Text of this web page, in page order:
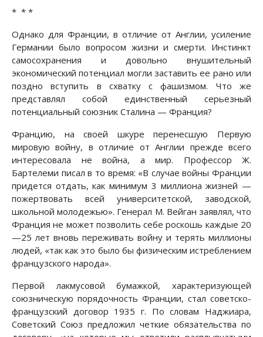
* * *
Однако для Франции, в отличие от Англии, усиление
Германии было вопросом жизни и смерти. Инстинкт
самосохранения и довольно внушительный
экономический потенциал могли заставить ее рано или
поздно вступить в схватку с фашизмом. Что же
представлял собой единственный серьезный
потенциальный союзник Сталина — Франция?
Францию, на своей шкуре перенесшую Первую
мировую войну, в отличие от Англии прежде всего
интересовала не война, а мир. Профессор Ж.
Бартелеми писал в то время: «В случае войны Франции
придется отдать, как минимум 3 миллиона жизней —
пожертвовать всей университетской, заводской,
школьной молодежью». Генерал М. Вейган заявлял, что
Франция не может позволить себе роскошь каждые 20
—25 лет вновь переживать войну и терять миллионы
людей, «так как это было бы физическим истреблением
французского народа».
Первой лакмусовой бумажкой, характеризующей
союзническую порядочность Франции, стал советско-
французский договор 1935 г. По словам Наджиара,
Советский Союз предложил четкие обязательства по